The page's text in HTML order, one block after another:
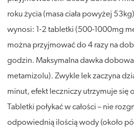
roku życia (masa ciała powyżej
wynosi: 1-2 tabletki (500-1000mg
można przyjmować do 4 razy na
godzin. Maksymalna dawka
metamizolu). Zwykle lek zaczyna
minut, efekt leczniczy utrzymuje się
Tabletki połykać w całości – nie
odpowiednią ilością wody (około